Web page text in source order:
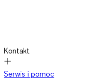
Kontakt
Serwis i pomoc